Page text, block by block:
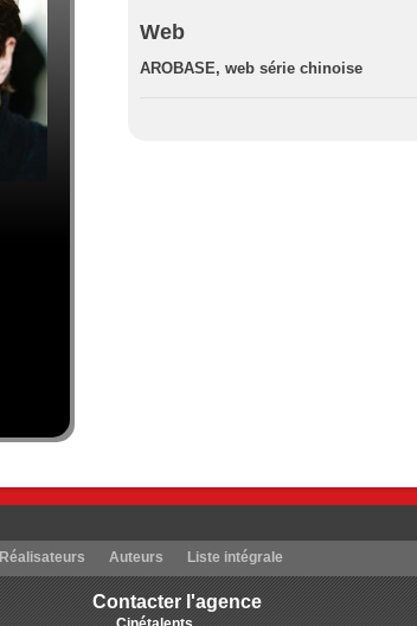
Web
AROBASE, web série chinoise
Réalisateurs Auteurs Liste intégrale
Contacter l'agence